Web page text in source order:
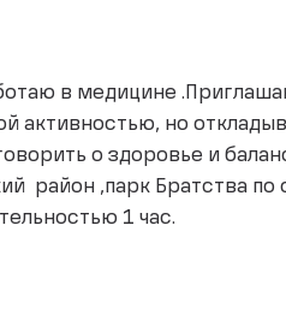
в медицине
активностью, но
о здоровье и
район ,парк Братства
1 час.